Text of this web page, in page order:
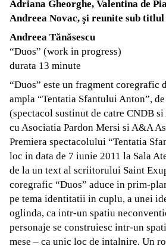
Adriana Gheorghe, Valentina de
Andreea Novac, şi reunite sub titlul
Andreea Tănăsescu
“Duos” (work in progress)
durata 13 minute
“Duos” este un fragment coregrafic
ampla “Tentatia Sfantului Anton”,
(spectacol sustinut de catre CNDB
cu Asociatia Pardon Mersi si A&A
Premiera spectacolului “Tentatia
loc in data de 7 iunie 2011 la Sala
de la un text al scriitorului Saint
coregrafic “Duos” aduce in prim-
pe tema identitatii in cuplu, a unei
oglinda, ca intr-un spatiu
personaje se construiesc intr-un
mese – ca unic loc de intalnire. Un